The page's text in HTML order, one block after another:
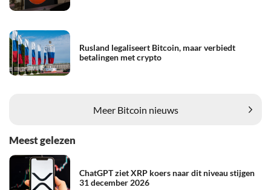
Rusland legaliseert Bitcoin, maar verbiedt
betalingen met crypto
Meer Bitcoin nieuws
Meest gelezen
ChatGPT ziet XRP koers naar dit niveau stijgen
31 december 2026